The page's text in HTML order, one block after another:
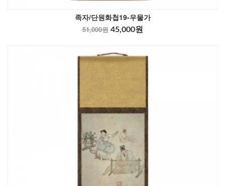
족자/단원화첩19-우물가
51,000원 45,000원